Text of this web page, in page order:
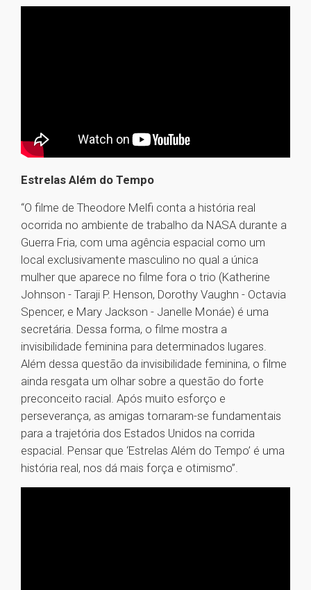
Estrelas Além do Tempo
“O filme de Theodore Melfi conta a história real
ocorrida no ambiente de trabalho da NASA durante a
Guerra Fria, com uma agência espacial como um
local exclusivamente masculino no qual a única
mulher que aparece no filme fora o trio (Katherine
Johnson - Taraji P. Henson, Dorothy Vaughn - Octavia
Spencer, e Mary Jackson - Janelle Monáe) é uma
secretária. Dessa forma, o filme mostra a
invisibilidade feminina para determinados lugares.
Além dessa questão da invisibilidade feminina, o filme
ainda resgata um olhar sobre a questão do forte
preconceito racial. Após muito esforço e
perseverança, as amigas tornaram-se fundamentais
para a trajetória dos Estados Unidos na corrida
espacial. Pensar que ‘Estrelas Além do Tempo’ é uma
história real, nos dá mais força e otimismo”.